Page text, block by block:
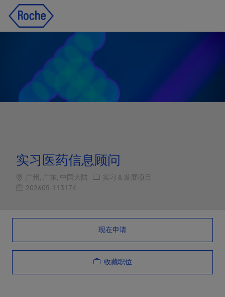
实习医药信息顾问
Location
广州, 广东, 中国大陆 职位类别
实习 & 发展项目
职位编号
202605-113174
现在申请
收藏职位